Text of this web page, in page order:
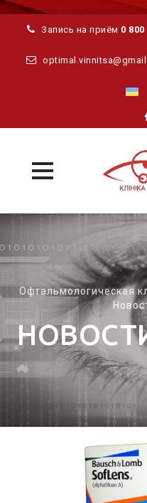
Запись на приём 0
Skip
content
Офтальмологическая